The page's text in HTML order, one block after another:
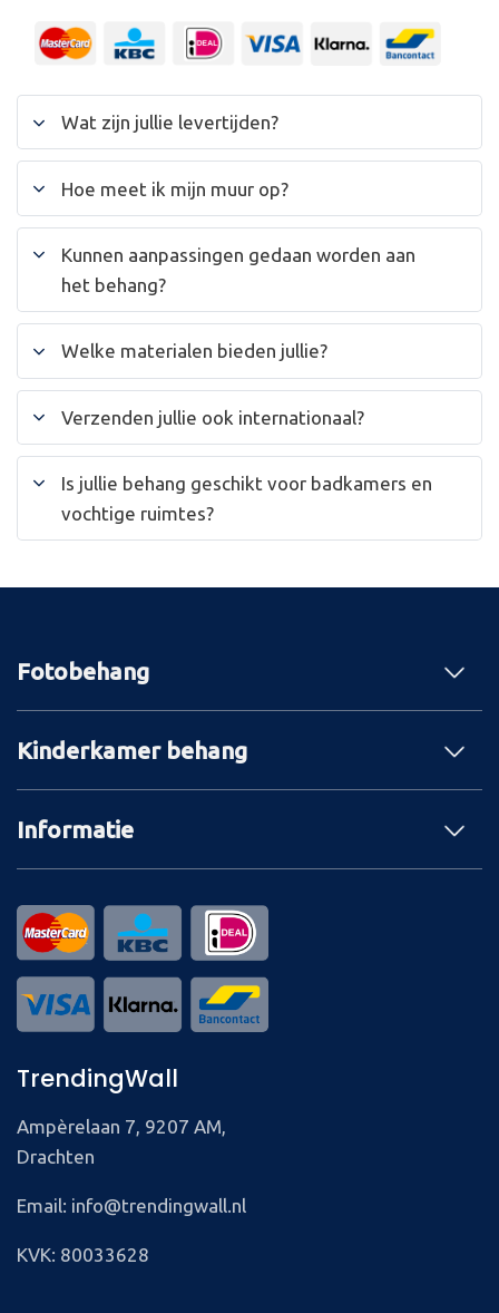
Wat zijn jullie levertijden?
Hoe meet ik mijn muur op?
Kunnen aanpassingen gedaan worden aan
het behang?
Welke materialen bieden jullie?
Verzenden jullie ook internationaal?
Is jullie behang geschikt voor badkamers en
vochtige ruimtes?
Fotobehang
Kinderkamer behang
Informatie
TrendingWall
Ampèrelaan 7, 9207 AM,
Drachten
Email: info@trendingwall.nl
KVK: 80033628